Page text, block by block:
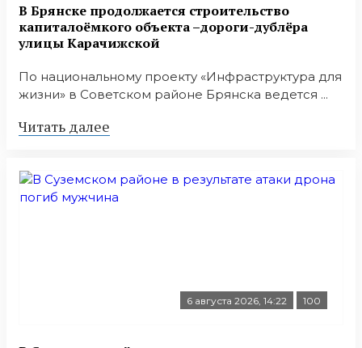
В Брянске продолжается строительство
капиталоёмкого объекта –дороги-дублёра
улицы Карачижской
По национальному проекту «Инфраструктура для
жизни» в Советском районе Брянска ведется ...
Читать далее
6 августа 2026, 14:22 100